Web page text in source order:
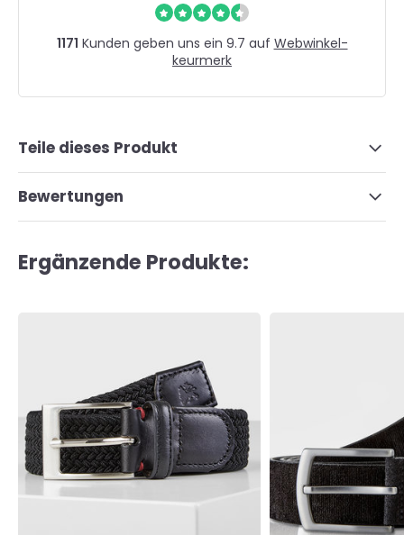
1171 Kunden geben uns ein 9.7 auf Webwinkel-
keurmerk
Teile dieses Produkt
Bewertungen
Ergänzende Produkte: